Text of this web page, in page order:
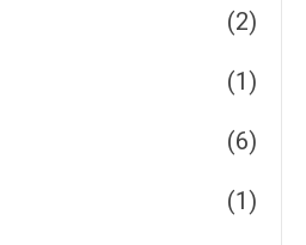
(2)
(1)
(6)
(1)